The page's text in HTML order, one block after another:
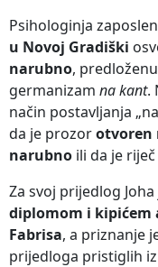
Psihologinja
u Novoj Gradiški
narubno,
germanizam na kant.
način postavljanja
da je prozorotvoren
narubno ili da je riječ
Za svoj prijedlog
diplomom i kipićem
Fabrisa, a priznanje
prijedloga pristiglih